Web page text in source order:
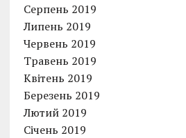
Серпень 2019
Липень 2019
Червень 2019
Травень 2019
Квітень 2019
Березень 2019
Лютий 2019
Січень 2019